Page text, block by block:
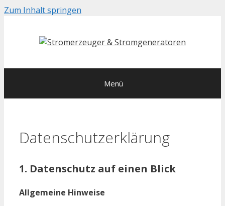
Zum Inhalt springen
Menü
Datenschutzerklärung
1. Datenschutz auf einen Blick
Allgemeine Hinweise